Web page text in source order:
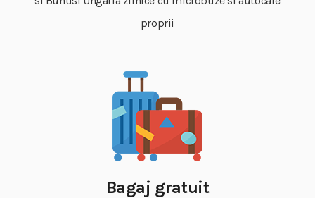
proprii
Bagaj gratuit